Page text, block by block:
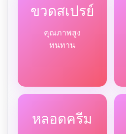
ขวดสเปรย์
คุณภาพสูง
ทนทาน
หลอดครีม